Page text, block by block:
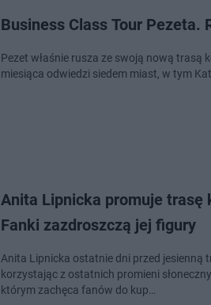
Business Class Tour Pezeta.
Pezet właśnie rusza ze swoją nową trasą
miesiąca odwiedzi siedem miast, w tym
Anita Lipnicka promuje trasę
Fanki zazdroszczą jej figury
Anita Lipnicka ostatnie dni przed jesienną
korzystając z ostatnich promieni
którym zachęca fanów do kup…